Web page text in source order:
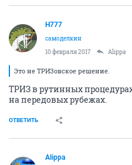
H777
самоделкин
10 февраля 2017
Alippa
Это не ТРИЗовское решение.
ТРИЗ в рутинных
на передовых рубежах.
ОТВЕТИТЬ
Alippa